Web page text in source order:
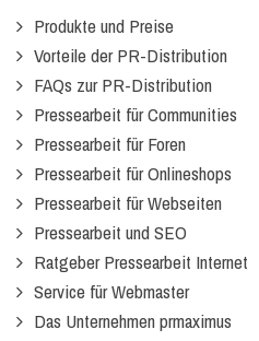
Produkte und Preise
Vorteile der PR-Distribution
FAQs zur PR-Distribution
Pressearbeit für Communities
Pressearbeit für Foren
Pressearbeit für Onlineshops
Pressearbeit für Webseiten
Pressearbeit und SEO
Ratgeber Pressearbeit Internet
Service für Webmaster
Das Unternehmen prmaximus